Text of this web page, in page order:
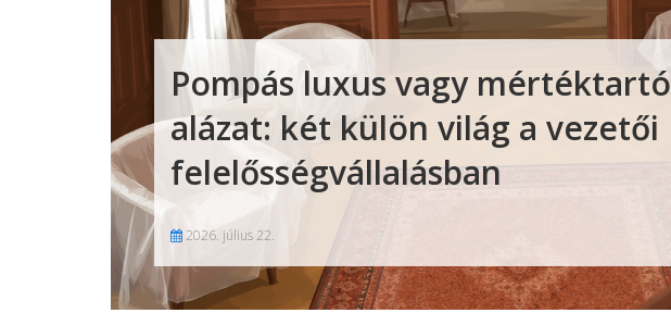
Pompás luxus vagy mértéktartó
alázat: két külön világ a vezetői
felelősségvállalásban
2026. július 22.